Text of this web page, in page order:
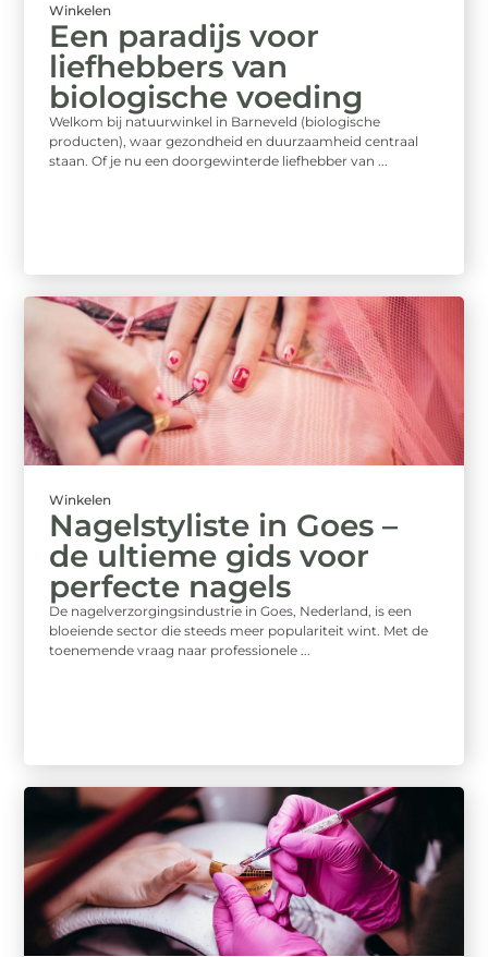
Winkelen
Een paradijs voor
liefhebbers van
biologische voeding
Welkom bij natuurwinkel in Barneveld (biologische
producten), waar gezondheid en duurzaamheid centraal
staan. Of je nu een doorgewinterde liefhebber van ...
Winkelen
Nagelstyliste in Goes –
de ultieme gids voor
perfecte nagels
De nagelverzorgingsindustrie in Goes, Nederland, is een
bloeiende sector die steeds meer populariteit wint. Met de
toenemende vraag naar professionele ...